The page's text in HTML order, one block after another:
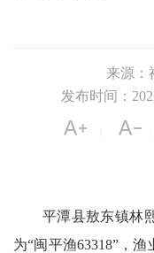
来源：
发布时间：
平潭县敖东镇林熙
为“闽平渔63318”，